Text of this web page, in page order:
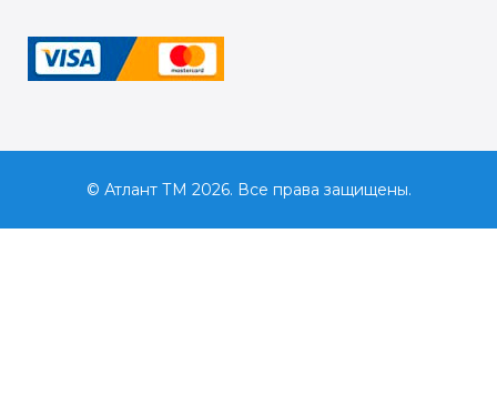
© Атлант ТМ 2026. Все права защищены.